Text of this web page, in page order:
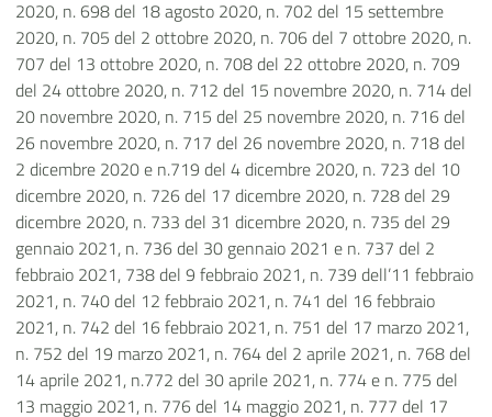
2020, n. 698 del 18 agosto 2020, n. 702 del 15 settembre
2020, n. 705 del 2 ottobre 2020, n. 706 del 7 ottobre 2020, n.
707 del 13 ottobre 2020, n. 708 del 22 ottobre 2020, n. 709
del 24 ottobre 2020, n. 712 del 15 novembre 2020, n. 714 del
20 novembre 2020, n. 715 del 25 novembre 2020, n. 716 del
26 novembre 2020, n. 717 del 26 novembre 2020, n. 718 del
2 dicembre 2020 e n.719 del 4 dicembre 2020, n. 723 del 10
dicembre 2020, n. 726 del 17 dicembre 2020, n. 728 del 29
dicembre 2020, n. 733 del 31 dicembre 2020, n. 735 del 29
gennaio 2021, n. 736 del 30 gennaio 2021 e n. 737 del 2
febbraio 2021, 738 del 9 febbraio 2021, n. 739 dell’11 febbraio
2021, n. 740 del 12 febbraio 2021, n. 741 del 16 febbraio
2021, n. 742 del 16 febbraio 2021, n. 751 del 17 marzo 2021,
n. 752 del 19 marzo 2021, n. 764 del 2 aprile 2021, n. 768 del
14 aprile 2021, n.772 del 30 aprile 2021, n. 774 e n. 775 del
13 maggio 2021, n. 776 del 14 maggio 2021, n. 777 del 17